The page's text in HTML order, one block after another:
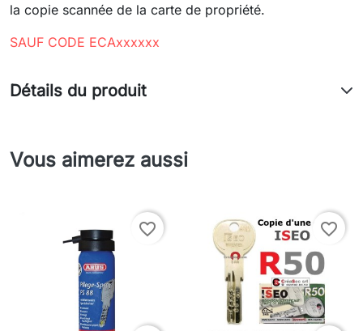
la copie scannée de la carte de propriété.
SAUF CODE ECAxxxxxx
Détails du produit
Vous aimerez aussi
favorite_border favorite_border